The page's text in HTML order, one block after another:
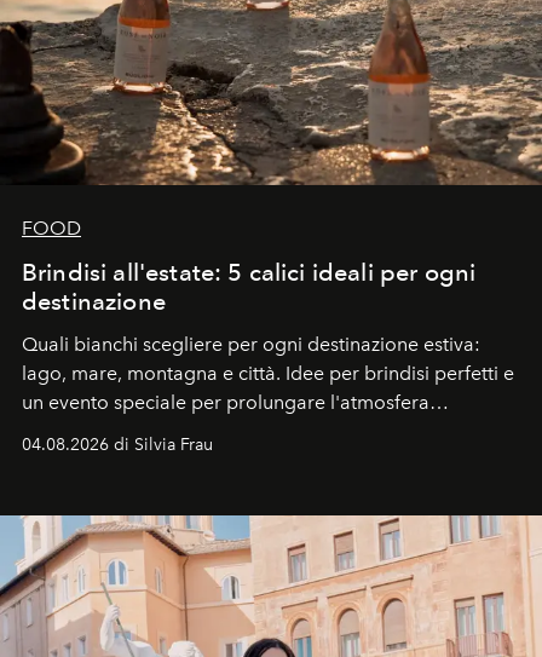
FOOD
Brindisi all'estate: 5 calici ideali per ogni
destinazione
Quali bianchi scegliere per ogni destinazione estiva:
lago, mare, montagna e città. Idee per brindisi perfetti e
un evento speciale per prolungare l'atmosfera
04.08.2026 di Silvia Frau